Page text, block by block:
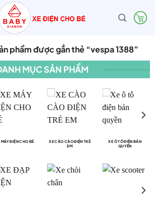
phẩm được gắn thẻ “vespa 1388”
MỤC SẢN PHẨM
MÁY ĐIỆN CHO BÉ
XE CÀO CÀO ĐIỆN TRẺ
EM
XE Ô TÔ ĐIỆN BẢN
QUYỀN